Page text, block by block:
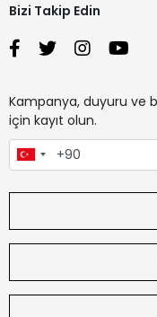
Bizi Takip Edin
Kampanya, duyuru ve
için kayıt olun.